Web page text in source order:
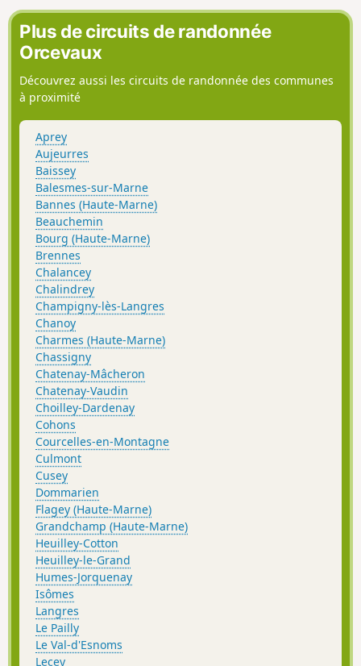
Plus de circuits de randonnée
Orcevaux
Découvrez aussi les circuits de randonnée des communes
à proximité
Aprey
Aujeurres
Baissey
Balesmes-sur-Marne
Bannes (Haute-Marne)
Beauchemin
Bourg (Haute-Marne)
Brennes
Chalancey
Chalindrey
Champigny-lès-Langres
Chanoy
Charmes (Haute-Marne)
Chassigny
Chatenay-Mâcheron
Chatenay-Vaudin
Choilley-Dardenay
Cohons
Courcelles-en-Montagne
Culmont
Cusey
Dommarien
Flagey (Haute-Marne)
Grandchamp (Haute-Marne)
Heuilley-Cotton
Heuilley-le-Grand
Humes-Jorquenay
Isômes
Langres
Le Pailly
Le Val-d'Esnoms
Lecey